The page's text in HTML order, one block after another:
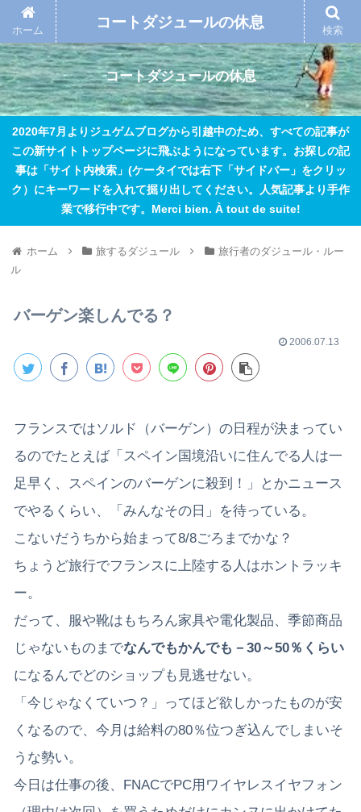
コートダジュールの休息
2020年7月よりジュゲムブログから引越中のため、すべての記事が
この新サイトトップページに飛ぶようになっています。お探しの記
事は「サイト内検索」(ケータイでは右下「サイドバー」をクリッ
ク）にキーワードを入れて掘り出してください。人気記事より手作
業で移行中です。Merci bien. À tout de suite!
ホーム 旅するダジュール
旅行者のダジュール・ルー
ル
バーゲン楽しんでる？
2006.07.13
フランスではソルド（バーゲン）の日程が決まってい
るのでたとえば「スペイン国境沿いに住んでる人は一
足早く、スペインのバーゲンに殺到！」とかニュース
でやるくらい、「みんなその日」を待っている。
こないだうちから始まって8/8ごろまでかな？
ちょうど旅行でフランスに上陸する人はホントラッキ
ー。
だって、服や靴はもちろん家具や電化製品、季節商品
じゃないものまでなんでもかんでも－30～50％くらい
になるんでどのショップも見逃せない。
「今じゃなくていつ？」ってほど欲しかったものが安
くなるので、今月は給料の80％位つぎ込んでしまいそ
うな勢い。
今日は仕事の後、FNACでPC用ワイヤレスイヤフォン
ホーム コートダジュールの休息 検索